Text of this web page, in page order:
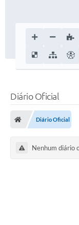
Diário Oficial
Diário Oficial
Nenhum diário